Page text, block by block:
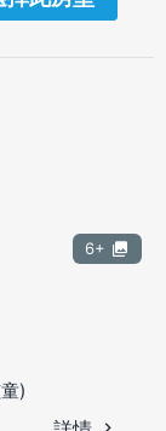
6+
)